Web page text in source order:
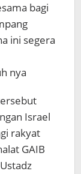
bagi
ini segera
nya
Israel
rakyat
GAIB